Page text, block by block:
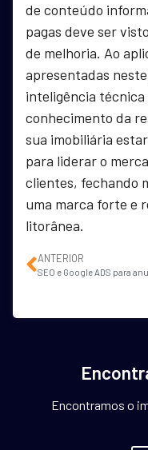
de conteúdo
pagas deve ser
de melhoria. Ao
apresentadas
inteligência
conhecimento da
sua imobiliária
para liderar o
clientes, fechando
uma marca forte e
litorânea.
ANTERIOR
Encontramos o